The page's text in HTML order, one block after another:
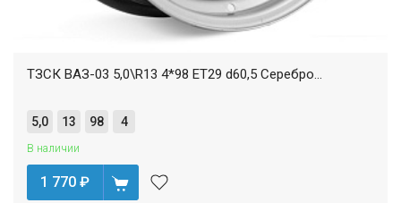
ТЗСК ВАЗ-03 5,0\R13 4*98 ET29 d60,5 Серебро...
5,0 13 98 4
В наличии
1 770 ₽